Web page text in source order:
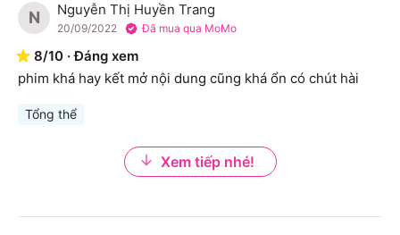
N Nguyễn Thị Huyền Trang
20/09/2022 Đã mua qua MoMo
8/10 ·Đáng xem
phim khá hay kết mở nội dung cũng khá ổn có chút hài
Tổng thể
Xem tiếp nhé!